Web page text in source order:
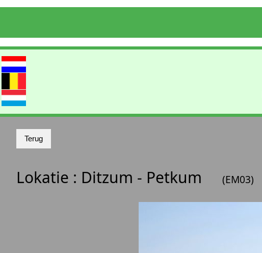
Lokatie : Ditzum - Petkum (EM03)